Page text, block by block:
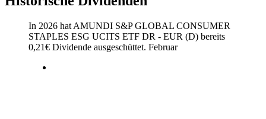
In 2026 hat AMUNDI S&P GLOBAL CONSUMER
STAPLES ESG UCITS ETF DR - EUR (D) bereits
0,21€ Dividende ausgeschüttet. Februar